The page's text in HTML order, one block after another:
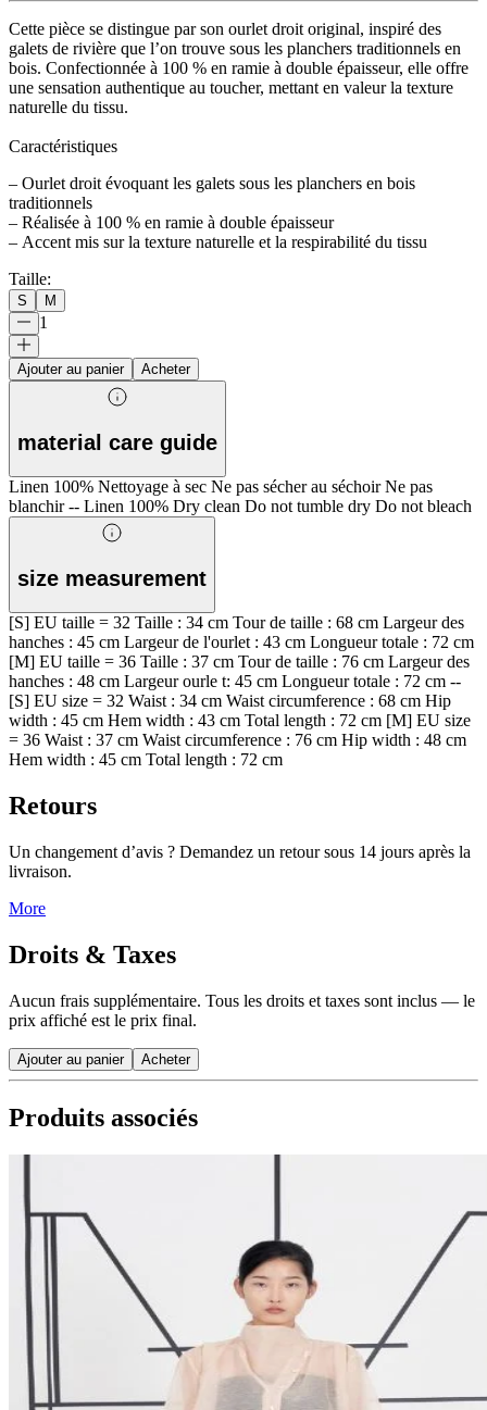
Cette pièce se distingue par son ourlet droit original, inspiré des
galets de rivière que l’on trouve sous les planchers traditionnels en
bois. Confectionnée à 100 % en ramie à double épaisseur, elle offre
une sensation authentique au toucher, mettant en valeur la texture
naturelle du tissu.
Caractéristiques
– Ourlet droit évoquant les galets sous les planchers en bois
traditionnels
– Réalisée à 100 % en ramie à double épaisseur
– Accent mis sur la texture naturelle et la respirabilité du tissu
Taille:
S M
1
Ajouter au panier Acheter
material care guide
Linen 100% Nettoyage à sec Ne pas sécher au séchoir Ne pas
blanchir -- Linen 100% Dry clean Do not tumble dry Do not bleach
size measurement
[S] EU taille = 32 Taille : 34 cm Tour de taille : 68 cm Largeur des
hanches : 45 cm Largeur de l'ourlet : 43 cm Longueur totale : 72 cm
[M] EU taille = 36 Taille : 37 cm Tour de taille : 76 cm Largeur des
hanches : 48 cm Largeur ourle t: 45 cm Longueur totale : 72 cm --
[S] EU size = 32 Waist : 34 cm Waist circumference : 68 cm Hip
width : 45 cm Hem width : 43 cm Total length : 72 cm [M] EU size
= 36 Waist : 37 cm Waist circumference : 76 cm Hip width : 48 cm
Hem width : 45 cm Total length : 72 cm
Retours
Un changement d’avis ? Demandez un retour sous 14 jours après la
livraison.
More
Droits & Taxes
Aucun frais supplémentaire. Tous les droits et taxes sont inclus — le
prix affiché est le prix final.
Ajouter au panier Acheter
Produits associés